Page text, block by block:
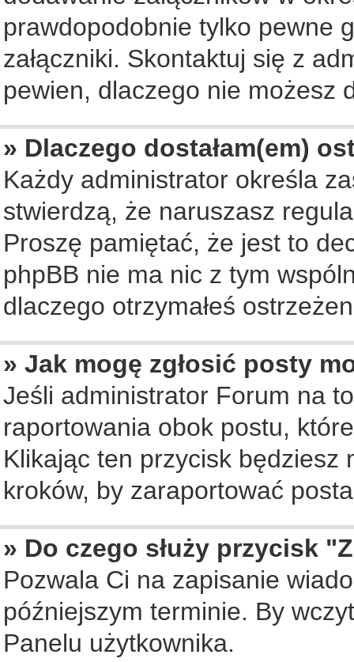
prawdopodobnie tylko pewne
załączniki. Skontaktuj się z
pewien, dlaczego nie możesz
» Dlaczego dostałam(em)
Każdy administrator określa
stwierdzą, że naruszasz
Proszę pamiętać, że jest to
phpBB nie ma nic z tym
dlaczego otrzymałeś
» Jak mogę zgłosić posty
Jeśli administrator Forum na
raportowania obok postu,
Klikając ten przycisk będziesz
kroków, by zaraportować
» Do czego służy przycisk
Pozwala Ci na zapisanie
późniejszym terminie. By
Panelu użytkownika.